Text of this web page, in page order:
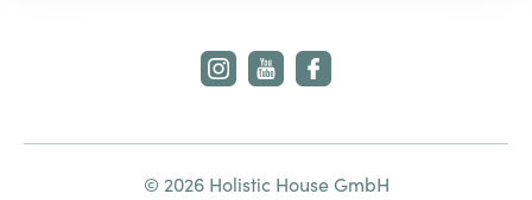
© 2026 Holistic House GmbH